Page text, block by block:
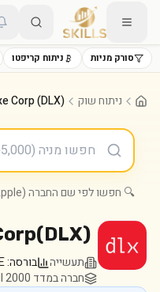
סורק מניות ניתוח קריפטו
ניתוח שוק Corp (DLX)
🔍 חפשו לפי שם החברה (Apple, לאומי) או סימול (AAPL, LUMI.TA)
(DLX)
תעשייה בורסה:
חברה במדד Russell 2000